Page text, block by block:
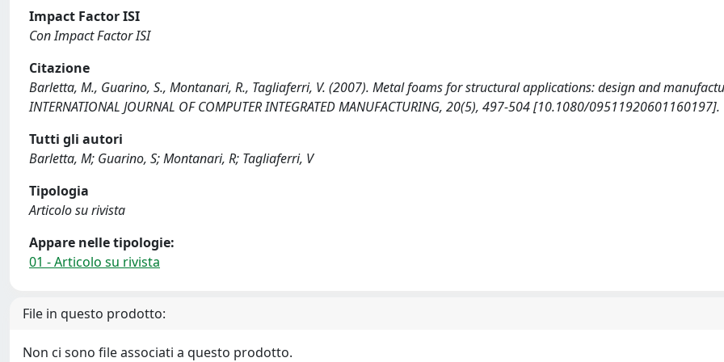
Impact Factor ISI
Con Impact Factor ISI
Citazione
Barletta, M., Guarino, S., Montanari, R., Tagliaferri, V. (2007). Metal foams for structural applications: design and
INTERNATIONAL JOURNAL OF COMPUTER INTEGRATED MANUFACTURING, 20(5), 497-504 [10.1080/09511920601160197].
Tutti gli autori
Barletta, M; Guarino, S; Montanari, R; Tagliaferri, V
Tipologia
Articolo su rivista
Appare nelle tipologie:
01 - Articolo su rivista
File in questo prodotto:
Non ci sono file associati a questo prodotto.